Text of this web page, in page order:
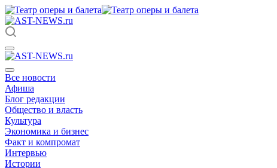
Все новости
Афиша
Блог редакции
Общество и власть
Культура
Экономика и бизнес
Факт и компромат
Интервью
Истории